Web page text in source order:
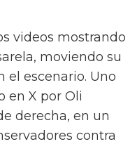
videos mostrando
moviendo su
el escenario. Uno
en X por Oli
derecha, en un
contra